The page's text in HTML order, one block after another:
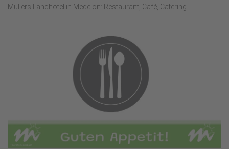
Müllers Landhotel in Medelon: Restaurant, Café, Catering